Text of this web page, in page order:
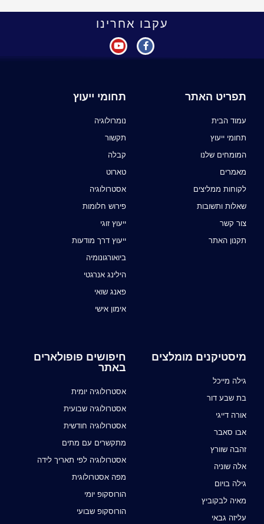
עקבו אחרינו
תפריט האתר
עמוד הבית
תחומי ייעוץ
המומחים שלנו
מאמרים
לקוחות ממליצים
שאלות ותשובות
צור קשר
תקנון האתר
תחומי ייעוץ
נומרולוגיה
תקשור
קבלה
טארוט
אסטרולוגיה
פירוש חלומות
ייעוץ זוגי
ייעוץ דרך מודעות
ביואורגונומיה
הילינג אנרגטי
פאנג שואי
אימון אישי
מיסטיקנים מומלצים
גילה מייכל
בת שבע דור
אורה דייגי
אבו סאבר
זהבה שוורץ
אלה שוניה
גילה בויום
מאיה לבקוביץ
עליזה גבאי
חיפושים פופולארים
באתר
אסטרולוגיה יומית
אסטרולוגיה שבועית
אסטרולוגיה חודשית
מתקשרים עם מתים
אסטרולוגיה לפי תאריך לידה
מפה אסטרולוגית
הורוסקופ יומי
הורוסקופ שבועי